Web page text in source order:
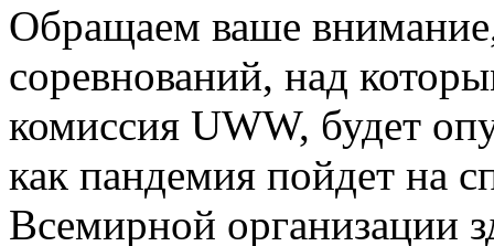
Обращаем ваше
соревнований, над
комиссия UWW, будет
как пандемия пойдет на
Всемирной организации